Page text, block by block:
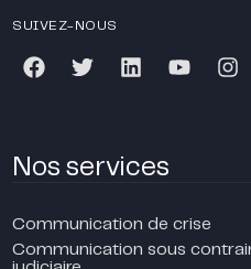
SUIVEZ-NOUS
Nos services
Communication de crise
Communication sous